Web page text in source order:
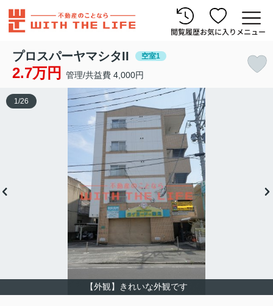
閲覧履歴お気に入り メニュー
プロスパーヤマシタII 空室1
2.7万円 管理/共益費 4,000円
【外観】きれいな外観です
1/26